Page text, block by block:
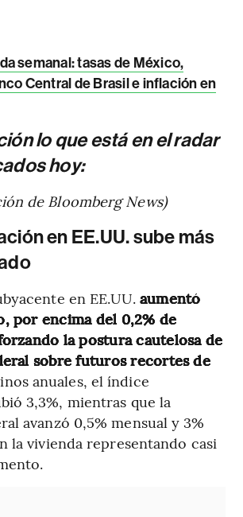
semanal: tasas de México,
Central de Brasil e inflación en
lo que está en el radar
hoy:
de Bloomberg News)
en EE.UU. sube más
en EE.UU. aumentó
por encima del 0,2% de
la postura cautelosa de
sobre futuros recortes de
anuales, el índice
3,3%, mientras que la
avanzó 0,5% mensual y 3%
la vivienda representando casi